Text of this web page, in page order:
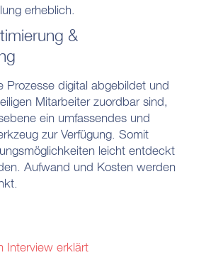
erheblich.
&
Prozesse digital abgebildet und
Mitarbeiter zuordbar sind,
ein umfassendes und
zur Verfügung. Somit
leicht entdeckt
Aufwand und Kosten werden
Interview erklärt